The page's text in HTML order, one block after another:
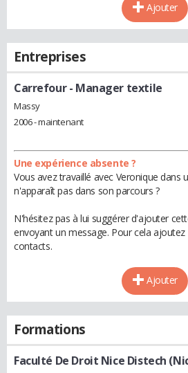
Ajouter
Entreprises
Carrefour- Manager textile
Massy
2006 - maintenant
Une expérience absente ?
Vous avez travaillé avec Veronique dans
n'apparaît pas dans son parcours ?
N'hésitez pas à lui suggérer d'ajouter
envoyant un message. Pour cela
contacts.
Ajouter
Formations
Faculté De Droit Nice Distech